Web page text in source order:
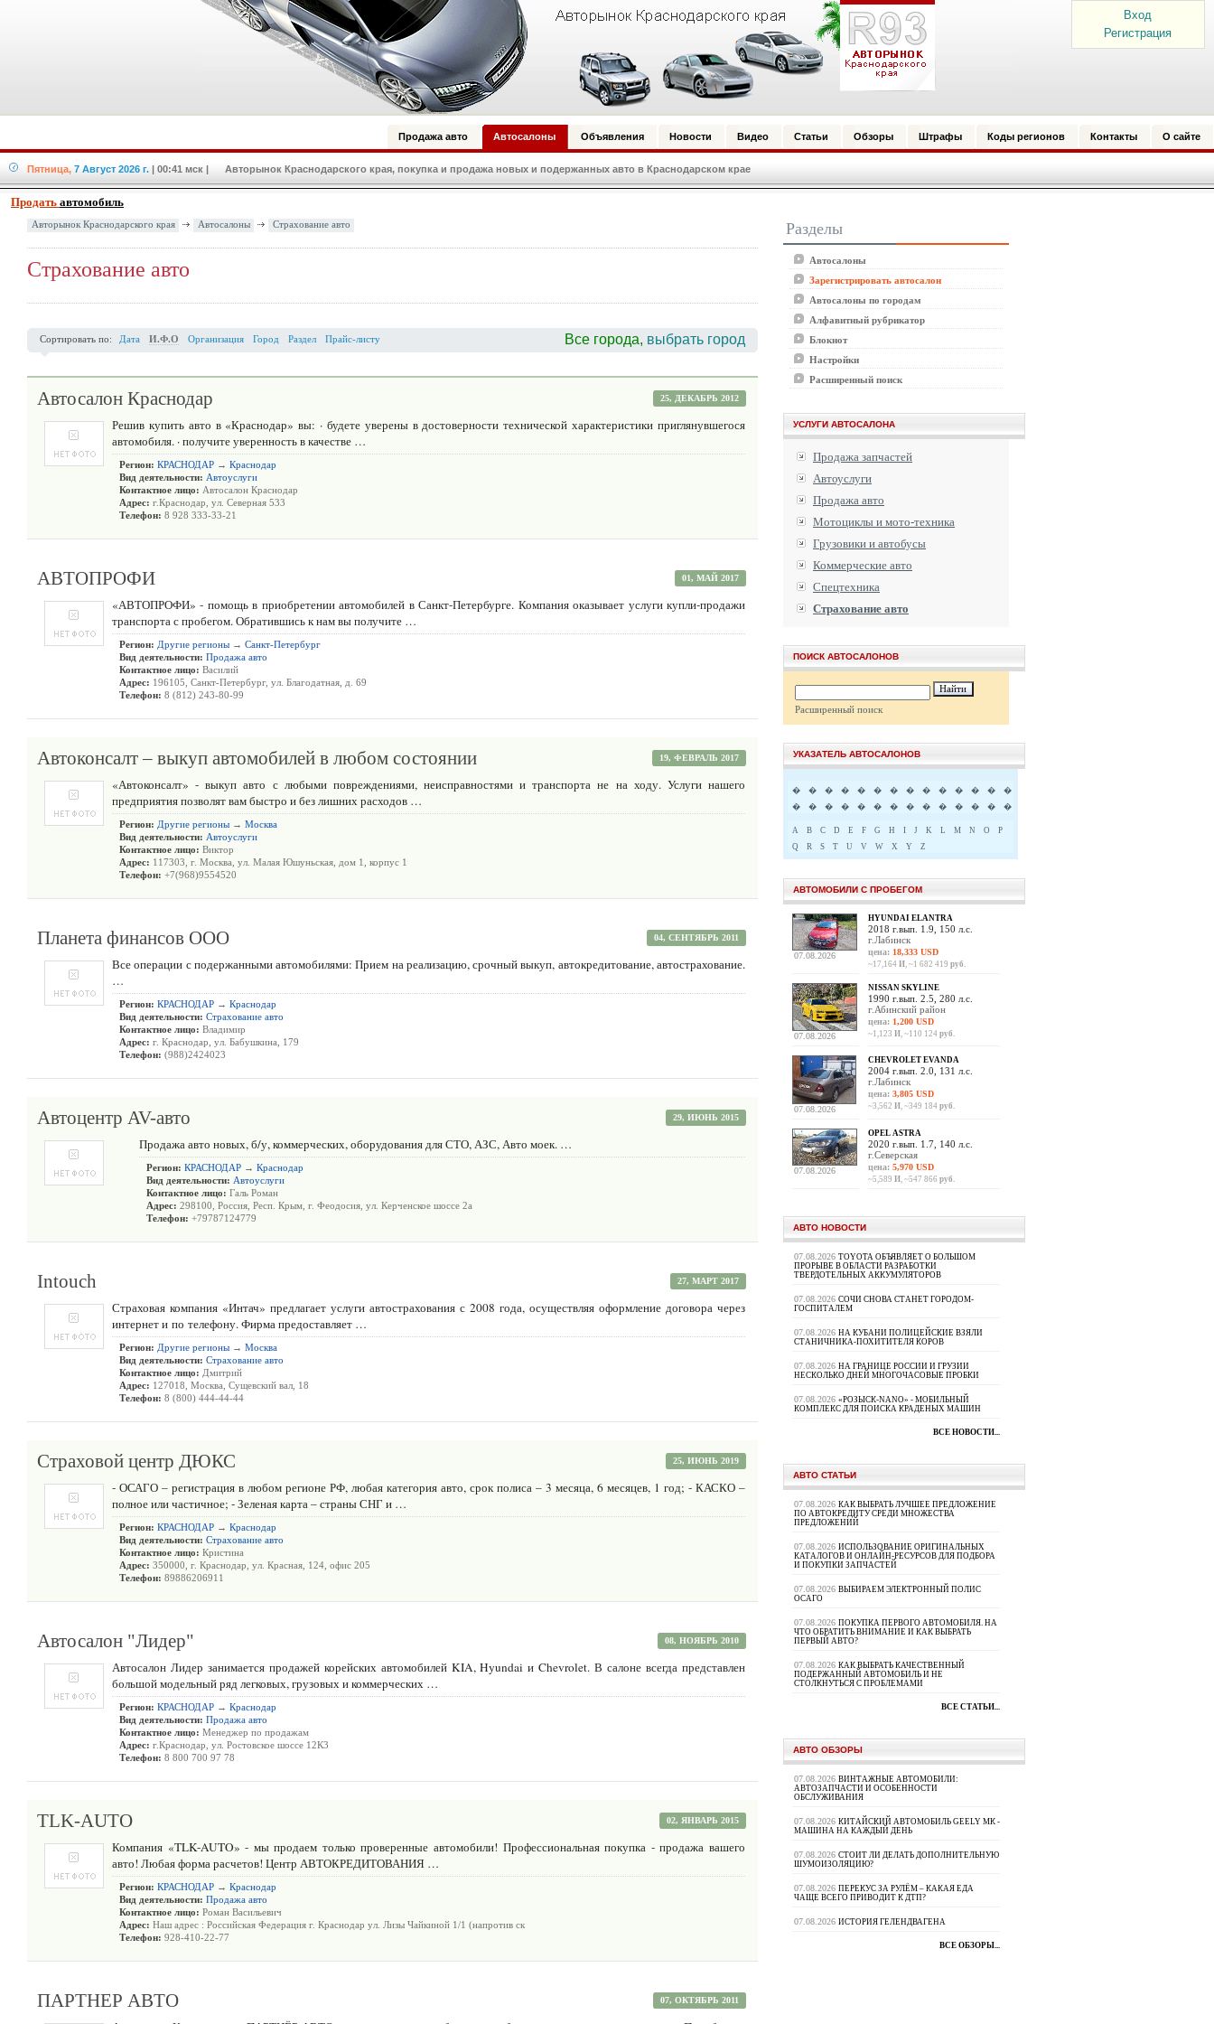
Вход
Регистрация
Продажа авто Автосалоны Объявления Новости Видео Статьи Обзоры Штрафы Коды регионов Контакты О сайте
Пятница, 7 Август 2026 г. | 00:41 мск | Авторынок Краснодарского края, покупка и продажа новых и подержанных авто в Краснодарском крае
Продать автомобиль
Авторынок Краснодарского края Автосалоны Страхование авто
Страхование авто
Сортировать по: Дата И.Ф.О Организация Город Раздел Прайс-листу Все города, выбрать город
Автосалон Краснодар 25, ДЕКАБРЬ 2012
Решив купить авто в «Краснодар» вы: · будете уверены в достоверности технической характеристики приглянувшегося
автомобиля. · получите уверенность в качестве …
Регион: КРАСНОДАР → Краснодар
Вид деятельности: Автоуслуги
Контактное лицо: Автосалон Краснодар
Адрес: г.Краснодар, ул. Северная 533
Телефон: 8 928 333-33-21
АВТОПРОФИ 01, МАЙ 2017
«АВТОПРОФИ» - помощь в приобретении автомобилей в Санкт-Петербурге. Компания оказывает услуги купли-продажи
транспорта с пробегом. Обратившись к нам вы получите …
Регион: Другие регионы → Санкт-Петербург
Вид деятельности: Продажа авто
Контактное лицо: Василий
Адрес: 196105, Санкт-Петербург, ул. Благодатная, д. 69
Телефон: 8 (812) 243-80-99
Автоконсалт – выкуп автомобилей в любом состоянии 19, ФЕВРАЛЬ 2017
«Автоконсалт» - выкуп авто с любыми повреждениями, неисправностями и транспорта не на ходу. Услуги нашего
предприятия позволят вам быстро и без лишних расходов …
Регион: Другие регионы → Москва
Вид деятельности: Автоуслуги
Контактное лицо: Виктор
Адрес: 117303, г. Москва, ул. Малая Юшуньская, дом 1, корпус 1
Телефон: +7(968)9554520
Планета финансов ООО 04, СЕНТЯБРЬ 2011
Все операции с подержанными автомобилями: Прием на реализацию, срочный выкуп, автокредитование, автострахование.
…
Регион: КРАСНОДАР → Краснодар
Вид деятельности: Страхование авто
Контактное лицо: Владимир
Адрес: г. Краснодар, ул. Бабушкина, 179
Телефон: (988)2424023
Автоцентр AV-авто 29, ИЮНЬ 2015
Продажа авто новых, б/у, коммерческих, оборудования для СТО, АЗС, Авто моек. …
Регион: КРАСНОДАР → Краснодар
Вид деятельности: Автоуслуги
Контактное лицо: Галь Роман
Адрес: 298100, Россия, Респ. Крым, г. Феодосия, ул. Керченское шоссе 2а
Телефон: +79787124779
Intouch 27, МАРТ 2017
Страховая компания «Интач» предлагает услуги автострахования с 2008 года, осуществляя оформление договора через
интернет и по телефону. Фирма предоставляет …
Регион: Другие регионы → Москва
Вид деятельности: Страхование авто
Контактное лицо: Дмитрий
Адрес: 127018, Москва, Сущевский вал, 18
Телефон: 8 (800) 444-44-44
Страховой центр ДЮКС 25, ИЮНЬ 2019
- ОСАГО – регистрация в любом регионе РФ, любая категория авто, срок полиса – 3 месяца, 6 месяцев, 1 год; - КАСКО –
полное или частичное; - Зеленая карта – страны СНГ и …
Регион: КРАСНОДАР → Краснодар
Вид деятельности: Страхование авто
Контактное лицо: Кристина
Адрес: 350000, г. Краснодар, ул. Красная, 124, офис 205
Телефон: 89886206911
Автосалон "Лидер" 08, НОЯБРЬ 2010
Автосалон Лидер занимается продажей корейских автомобилей KIA, Hyundai и Chevrolet. В салоне всегда представлен
большой модельный ряд легковых, грузовых и коммерческих …
Регион: КРАСНОДАР → Краснодар
Вид деятельности: Продажа авто
Контактное лицо: Менеджер по продажам
Адрес: г.Краснодар, ул. Ростовское шоссе 12К3
Телефон: 8 800 700 97 78
TLK-AUTO 02, ЯНВАРЬ 2015
Компания «TLK-AUTO» - мы продаем только проверенные автомобили! Профессиональная покупка - продажа вашего
авто! Любая форма расчетов! Центр АВТОКРЕДИТОВАНИЯ …
Регион: КРАСНОДАР → Краснодар
Вид деятельности: Продажа авто
Контактное лицо: Роман Васильевич
Адрес: Наш адрес : Российская Федерация г. Краснодар ул. Лизы Чайкиной 1/1 (напротив ск
Телефон: 928-410-22-77
ПАРТНЕР АВТО 07, ОКТЯБРЬ 2011
Разделы
Автосалоны
Зарегистрировать автосалон
Автосалоны по городам
Алфавитный рубрикатор
Блокнот
Настройки
Расширенный поиск
УСЛУГИ АВТОСАЛОНА
Продажа запчастей
Автоуслуги
Продажа авто
Мотоциклы и мото-техника
Грузовики и автобусы
Коммерческие авто
Спецтехника
Страхование авто
ПОИСК АВТОСАЛОНОВ
Расширенный поиск
УКАЗАТЕЛЬ АВТОСАЛОНОВ
� � � � � � � � � � � � �
�
�
� � � � � � � � � � � � �
A B C D E F G H I J K L M N O
P
Q
R S T U V W X Y Z
АВТОМОБИЛИ С ПРОБЕГОМ
07.08.2026
HYUNDAI ELANTRA
2018 г.вып. 1.9, 150 л.с.
г.Лабинск
цена: 18,333 USD
~17,164 И, ~1 682 419 руб.
07.08.2026
NISSAN SKYLINE
1990 г.вып. 2.5, 280 л.с.
г.Абинский район
цена: 1,200 USD
~1,123 И, ~110 124 руб.
07.08.2026
CHEVROLET EVANDA
2004 г.вып. 2.0, 131 л.с.
г.Лабинск
цена: 3,805 USD
~3,562 И, ~349 184 руб.
07.08.2026
OPEL ASTRA
2020 г.вып. 1.7, 140 л.с.
г.Северская
цена: 5,970 USD
~5,589 И, ~547 866 руб.
АВТО НОВОСТИ
07.08.2026 TOYOTA ОБЪЯВЛЯЕТ О БОЛЬШОМ
ПРОРЫВЕ В ОБЛАСТИ РАЗРАБОТКИ
ТВЕРДОТЕЛЬНЫХ АККУМУЛЯТОРОВ
07.08.2026 СОЧИ СНОВА СТАНЕТ ГОРОДОМ-
ГОСПИТАЛЕМ
07.08.2026 НА КУБАНИ ПОЛИЦЕЙСКИЕ ВЗЯЛИ
СТАНИЧНИКА-ПОХИТИТЕЛЯ КОРОВ
07.08.2026 НА ГРАНИЦЕ РОССИИ И ГРУЗИИ
НЕСКОЛЬКО ДНЕЙ МНОГОЧАСОВЫЕ ПРОБКИ
07.08.2026 «РОЗЫСК-NANO» - МОБИЛЬНЫЙ
КОМПЛЕКС ДЛЯ ПОИСКА КРАДЕНЫХ МАШИН
ВСЕ НОВОСТИ...
АВТО СТАТЬИ
07.08.2026 КАК ВЫБРАТЬ ЛУЧШЕЕ ПРЕДЛОЖЕНИЕ
ПО АВТОКРЕДИТУ СРЕДИ МНОЖЕСТВА
ПРЕДЛОЖЕНИЙ
07.08.2026 ИСПОЛЬЗОВАНИЕ ОРИГИНАЛЬНЫХ
КАТАЛОГОВ И ОНЛАЙН-РЕСУРСОВ ДЛЯ ПОДБОРА
И ПОКУПКИ ЗАПЧАСТЕЙ
07.08.2026 ВЫБИРАЕМ ЭЛЕКТРОННЫЙ ПОЛИС
ОСАГО
07.08.2026 ПОКУПКА ПЕРВОГО АВТОМОБИЛЯ. НА
ЧТО ОБРАТИТЬ ВНИМАНИЕ И КАК ВЫБРАТЬ
ПЕРВЫЙ АВТО?
07.08.2026 КАК ВЫБРАТЬ КАЧЕСТВЕННЫЙ
ПОДЕРЖАННЫЙ АВТОМОБИЛЬ И НЕ
СТОЛКНУТЬСЯ С ПРОБЛЕМАМИ
ВСЕ СТАТЬИ...
АВТО ОБЗОРЫ
07.08.2026 ВИНТАЖНЫЕ АВТОМОБИЛИ:
АВТОЗАПЧАСТИ И ОСОБЕННОСТИ
ОБСЛУЖИВАНИЯ
07.08.2026 КИТАЙСКИЙ АВТОМОБИЛЬ GEELY МК -
МАШИНА НА КАЖДЫЙ ДЕНЬ
07.08.2026 СТОИТ ЛИ ДЕЛАТЬ ДОПОЛНИТЕЛЬНУЮ
ШУМОИЗОЛЯЦИЮ?
07.08.2026 ПЕРЕКУС ЗА РУЛЁМ – КАКАЯ ЕДА
ЧАЩЕ ВСЕГО ПРИВОДИТ К ДТП?
07.08.2026 ИСТОРИЯ ГЕЛЕНДВАГЕНА
ВСЕ ОБЗОРЫ...